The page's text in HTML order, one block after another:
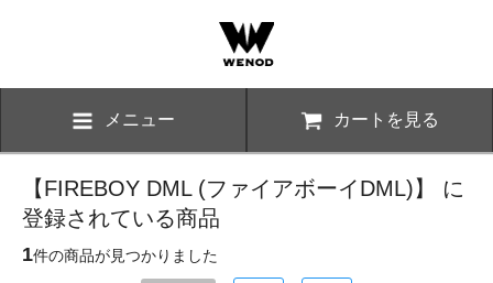
メニュー カートを見る
【FIREBOY DML (ファイアボーイDML)】 に
登録されている商品
1件の商品が見つかりました